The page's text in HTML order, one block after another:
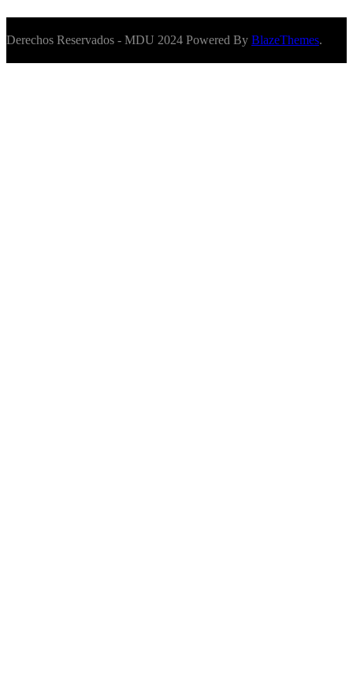
Derechos Reservados - MDU 2024 Powered By BlazeThemes.